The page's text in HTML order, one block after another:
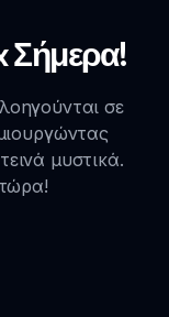
Σήμερα!
σε
μυστικά.